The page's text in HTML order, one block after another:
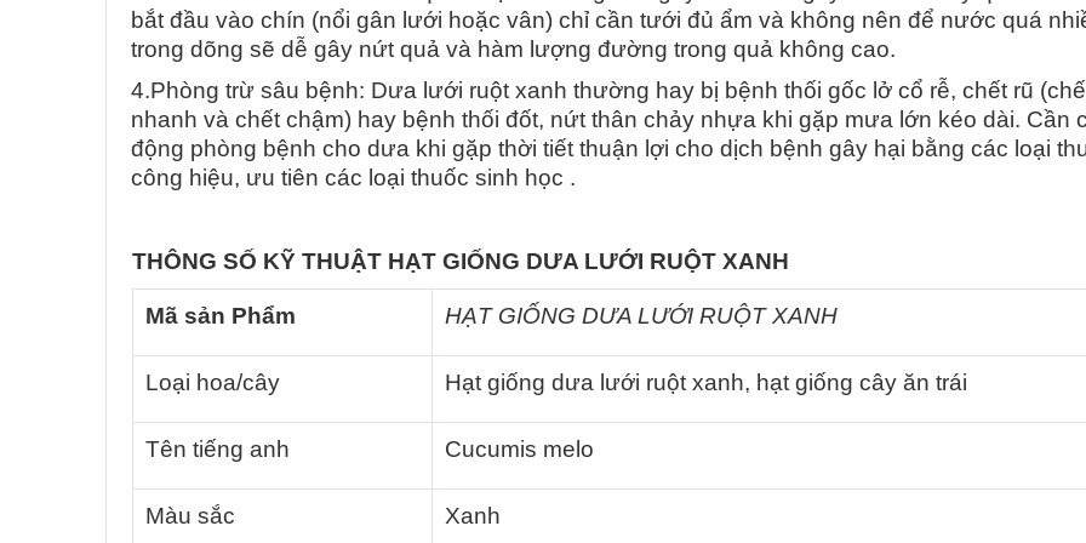
bắt đầu vào chín (nổi gân lưới hoặc vân) chỉ cần tưới đủ ẩm và không nên để nước quá
trong dõng sẽ dễ gây nứt quả và hàm lượng đường trong quả không cao.
4.Phòng trừ sâu bệnh: Dưa lưới ruột xanh thường hay bị bệnh thối gốc lở cổ rễ, chết rũ
nhanh và chết chậm) hay bệnh thối đốt, nứt thân chảy nhựa khi gặp mưa lớn kéo dài. Cần
động phòng bệnh cho dưa khi gặp thời tiết thuận lợi cho dịch bệnh gây hại bằng các loại
công hiệu, ưu tiên các loại thuốc sinh học .
THÔNG SỐ KỸ THUẬT HẠT GIỐNG DƯA LƯỚI RUỘT XANH
Mã sản Phẩm HẠT GIỐNG DƯA LƯỚI RUỘT XANH
Loại hoa/cây Hạt giống dưa lưới ruột xanh, hạt giống cây ăn trái
Tên tiếng anh Cucumis melo
Màu sắc Xanh